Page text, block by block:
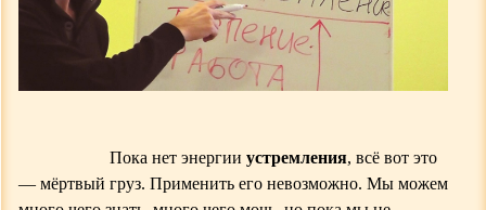
Пока нет энергии устремления, всё вот это
— мёртвый груз. Применить его невозможно. Мы можем